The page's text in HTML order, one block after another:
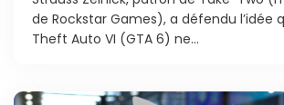
de Rockstar Games), a défendu l’idée
Theft Auto VI (GTA 6) ne...